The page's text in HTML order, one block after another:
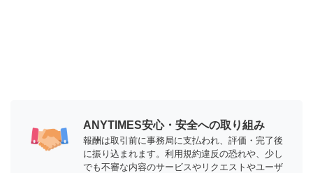
ANYTIMES安心・安全への取り組み
報酬は取引前に事務局に支払われ、評価・完了後
に振り込まれます。利用規約違反の恐れや、少し
でも不審な内容のサービスやリクエストやユーザ